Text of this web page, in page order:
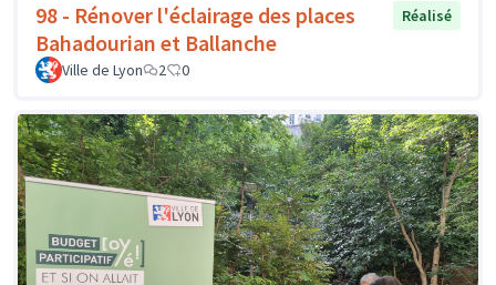
98 - Rénover l'éclairage des places
Bahadourian et Ballanche
Réalisé
Ville de Lyon 2 0